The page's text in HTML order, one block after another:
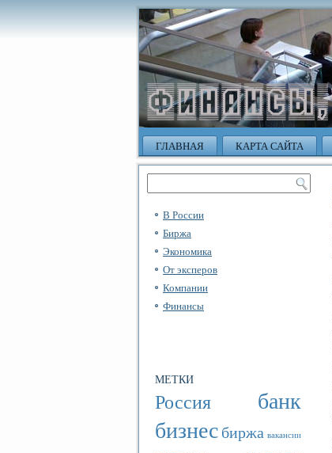
ГЛАВНАЯ КАРТА САЙТА
В России
Биржа
Экономика
От эксперов
Компании
Финансы
МЕТКИ
Россия банк
бизнесбиржа вакансии